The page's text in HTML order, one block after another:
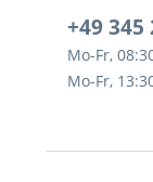
+49 345
Mo-Fr,
Mo-Fr,